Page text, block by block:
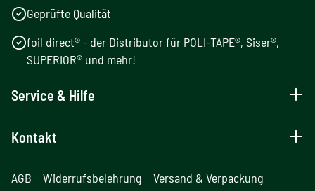
Geprüfte Qualität
foil direct® - der Distributor für POLI-TAPE®, Siser®,
SUPERIOR® und mehr!
Service & Hilfe
Kontakt
AGB Widerrufsbelehrung
Versand & Verpackung